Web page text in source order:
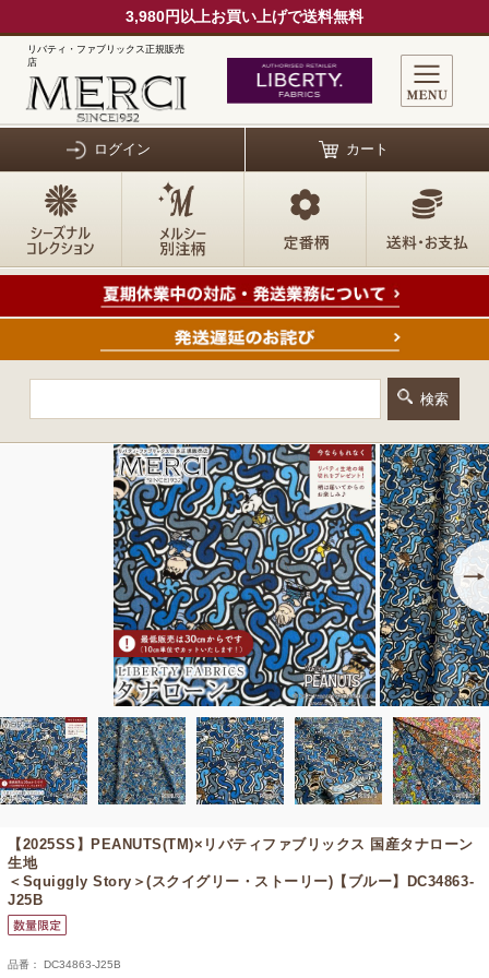
3,980円以上お買い上げで送料無料
リバティ・ファブリックス正規販売
店
ログイン カート
【2025SS】PEANUTS(TM)×リバティファブリックス 国産タナローン
生地
＜Squiggly Story＞(スクイグリー・ストーリー)【ブルー】DC34863-
J25B
品番： DC34863-J25B